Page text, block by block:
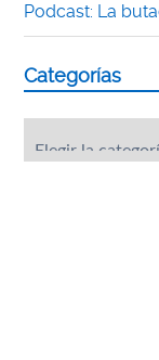
Podcast: La
Categorías